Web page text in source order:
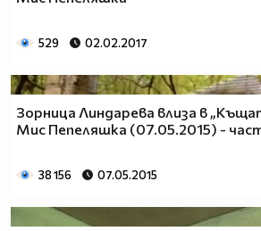
529 02.02.2017
Зорница Линдарева влиза в
Мис Пепеляшка (07.05.2015) -
38 156 07.05.2015